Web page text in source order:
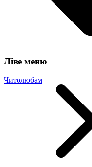
Ліве меню
Читолюбам